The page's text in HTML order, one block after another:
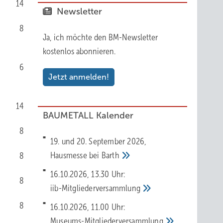
14
8
6
14
8
8
8
8
Newsletter
Ja, ich möchte den BM-Newsletter
kostenlos abonnieren.
Jetzt anmelden!
BAUMETALL Kalender
19. und 20. September 2026,
Hausmesse bei Barth
16.10.2026, 13.30 Uhr:
iib-Mitgliederversammlung
16.10.2026, 11.00 Uhr:
Museums-Mitgliederversammlung